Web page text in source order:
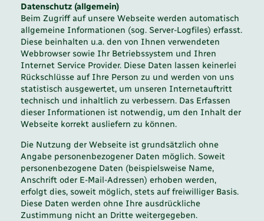
Datenschutz (allgemein)
Beim Zugriff auf unsere Webseite werden automatisch
allgemeine Informationen (sog. Server-Logfiles) erfasst.
Diese beinhalten u.a. den von Ihnen verwendeten
Webbrowser sowie Ihr Betriebssystem und Ihren
Internet Service Provider. Diese Daten lassen keinerlei
Rückschlüsse auf Ihre Person zu und werden von uns
statistisch ausgewertet, um unseren Internetauftritt
technisch und inhaltlich zu verbessern. Das Erfassen
dieser Informationen ist notwendig, um den Inhalt der
Webseite korrekt ausliefern zu können.
Die Nutzung der Webseite ist grundsätzlich ohne
Angabe personenbezogener Daten möglich. Soweit
personenbezogene Daten (beispielsweise Name,
Anschrift oder E-Mail-Adressen) erhoben werden,
erfolgt dies, soweit möglich, stets auf freiwilliger Basis.
Diese Daten werden ohne Ihre ausdrückliche
Zustimmung nicht an Dritte weitergegeben.